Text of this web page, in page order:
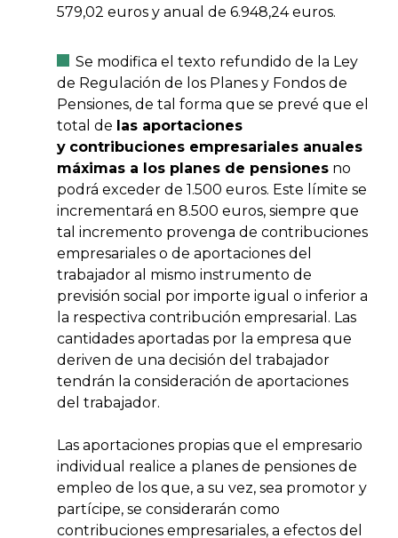
579,02 euros y anual de 6.948,24 euros.
Se modifica el texto refundido de la Ley
de Regulación de los Planes y Fondos de
Pensiones, de tal forma que se prevé que el
total de las aportaciones
y contribuciones empresariales anuales
máximas a los planes de pensiones no
podrá exceder de 1.500 euros. Este límite se
incrementará en 8.500 euros, siempre que
tal incremento provenga de contribuciones
empresariales o de aportaciones del
trabajador al mismo instrumento de
previsión social por importe igual o inferior a
la respectiva contribución empresarial. Las
cantidades aportadas por la empresa que
deriven de una decisión del trabajador
tendrán la consideración de aportaciones
del trabajador.
Las aportaciones propias que el empresario
individual realice a planes de pensiones de
empleo de los que, a su vez, sea promotor y
partícipe, se considerarán como
contribuciones empresariales, a efectos del